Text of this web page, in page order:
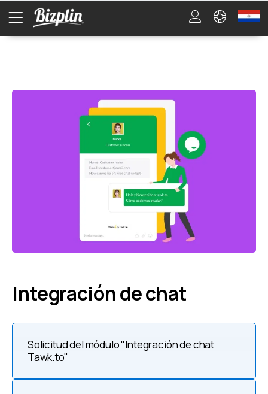
Integración de chat
Solicitud del módulo "Integración de chat
Tawk.to"